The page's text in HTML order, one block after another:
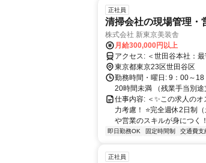
正社員
清掃会社の現場管理・
株式会社 新東京美装舎
月給300,000円以上
アクセス: ＜世田谷
東京都東京23区世田谷区
勤務時間・曜日: 9：00～
20時間未満 （残業手当別途
仕事内容: ＜✨この求人の
力考慮！ ⭐完全週休2日制
や営業のスキルが身につく
即日勤務OK 固定時間制 交通費支
正社員